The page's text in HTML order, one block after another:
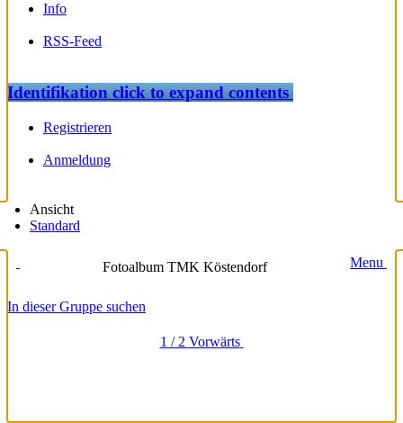
Info
RSS-Feed
Identifikationclick to expand contents
Registrieren
Anmeldung
Ansicht
Standard
Fotoalbum TMK Köstendorf Menu
In dieser Gruppe suchen
1 / 2 Vorwärts